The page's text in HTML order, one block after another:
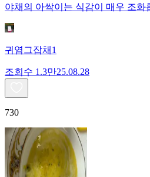
야채의 아싹이는 식감이 매우 조화
귀염그잡채1
조회수 1.3만25.08.28
730